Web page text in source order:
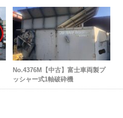
No.4376M【中古】富士車両製プ
ッシャー式1軸破砕機